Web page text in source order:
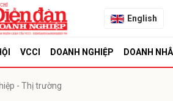
English
VCCI DOANH NGHIỆP DOANH
- Thị trường